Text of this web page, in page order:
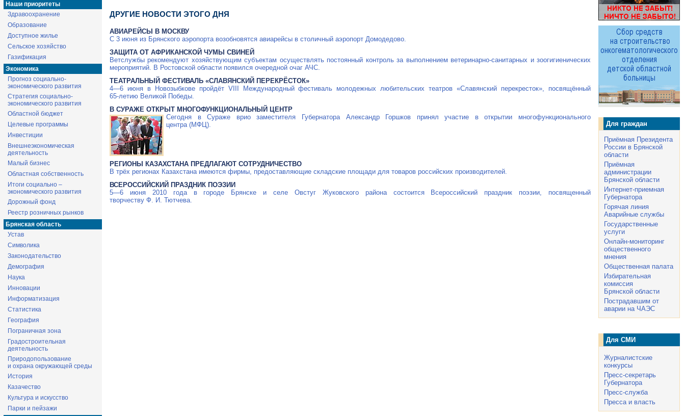
Наши приоритеты
Здравоохранение
Образование
Доступное жилье
Сельское хозяйство
Газификация
Экономика
Прогноз социально-
экономического развития
Стратегия социально-
экономического развития
Областной бюджет
Целевые программы
Инвестиции
Внешнеэкономическая
деятельность
Малый бизнес
Областная собственность
Итоги социально –
экономического развития
Дорожный фонд
Реестр розничных рынков
Брянская область
Устав
Символика
Законодательство
Демография
Наука
Инновации
Информатизация
Статистика
География
Пограничная зона
Градостроительная
деятельность
Природопользование
и охрана окружающей среды
История
Казачество
Культура и искусство
Парки и пейзажи
ДРУГИЕ НОВОСТИ ЭТОГО ДНЯ
АВИАРЕЙСЫ В МОСКВУ
С 3 июня из Брянского аэропорта возобновятся авиарейсы в столичный аэропорт Домодедово.
ЗАЩИТА ОТ АФРИКАНСКОЙ ЧУМЫ СВИНЕЙ
Ветслужбы рекомендуют хозяйствующим субъектам осуществлять постоянный контроль за выполнением ветеринарно-санитарных и зоогигиенических
мероприятий. В Ростовской области появился очередной очаг АЧС.
ТЕАТРАЛЬНЫЙ ФЕСТИВАЛЬ «СЛАВЯНСКИЙ ПЕРЕКРЁСТОК»
4—6 июняв Новозыбкове пройдёт VIII Международный фестиваль молодежных любительских театров «Славянский перекресток», посвящённый
65-летию Великой Победы.
В СУРАЖЕ ОТКРЫТ МНОГОФУНКЦИОНАЛЬНЫЙ ЦЕНТР
Сегодня в Сураже врио заместителя Губернатора Александр Горшков принял участие в открытии многофункционального
центра (МФЦ).
РЕГИОНЫ КАЗАХСТАНА ПРЕДЛАГАЮТ СОТРУДНИЧЕСТВО
В трёх регионах Казахстана имеются фирмы, предоставляющие складские площади для товаров российских производителей.
ВСЕРОССИЙСКИЙ ПРАЗДНИК ПОЭЗИИ
5—6 июня2010 года в городе Брянске и селе Овстуг Жуковского района состоится Всероссийский праздник поэзии, посвященный
творчеству Ф. И. Тютчева.
Для граждан
Приёмная Президента
России в Брянской
области
Приёмная
администрации
Брянской области
Интернет-приемная
Губернатора
Горячая линия
Аварийные службы
Государственные
услуги
Онлайн-мониторинг
общественного
мнения
Общественная палата
Избирательная
комиссия
Брянской области
Пострадавшим от
аварии на ЧАЭС
Для СМИ
Журналистские
конкурсы
Пресс-секретарь
Губернатора
Пресс-служба
Пресса и власть